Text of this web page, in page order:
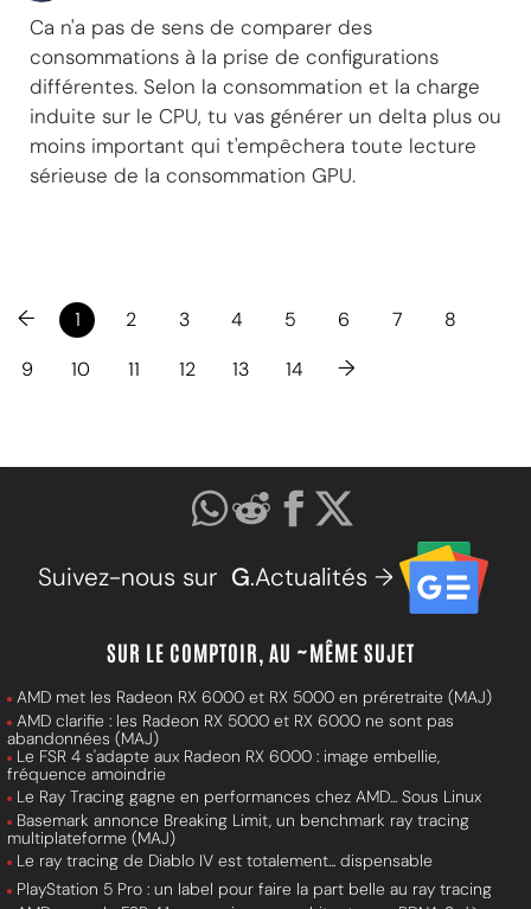
Ca n'a pas de sens de comparer des
consommations à la prise de configurations
différentes. Selon la consommation et la charge
induite sur le CPU, tu vas générer un delta plus ou
moins important qui t'empêchera toute lecture
sérieuse de la consommation GPU.
← 1 2 3 4 5 6 7
8
9
10 11 12 13 14 →
Suivez-nous sur G.Actualités →
SUR LE COMPTOIR, AU ~MÊME SUJET
AMD met les Radeon RX 6000 et RX 5000 en préretraite (MAJ)
AMD clarifie : les Radeon RX 5000 et RX 6000 ne sont pas
abandonnées (MAJ)
Le FSR 4 s'adapte aux Radeon RX 6000 : image embellie,
fréquence amoindrie
Le Ray Tracing gagne en performances chez AMD... Sous Linux
Basemark annonce Breaking Limit, un benchmark ray tracing
multiplateforme (MAJ)
Le ray tracing de Diablo IV est totalement... dispensable
PlayStation 5 Pro : un label pour faire la part belle au ray tracing